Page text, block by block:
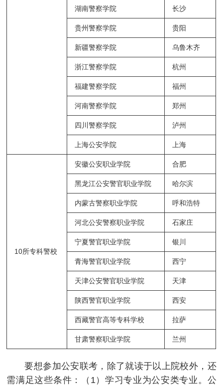
湖南警察学院 长沙
贵州警察学院 贵阳
新疆警察学院 乌鲁木齐
浙江警察学院 杭州
福建警察学院 福州
河南警察学院 郑州
四川警察学院 泸州
上海公安学院 上海
10所专科警校
安徽公安职业学院 合肥
黑龙江公安警官职业学院 哈尔滨
内蒙古警察职业学院 呼和浩特
河北公安警察职业学院 石家庄
宁夏警官职业学院 银川
青海警官职业学院 西宁
天津公安警官职业学院 天津
陕西警官职业学院 西安
西藏警官高等专科学校 拉萨
甘肃警察职业学院 兰州
要想参加公安联考，除了就读于以上院校外，还
需满足这些条件：（1）学习专业为公安类专业。公